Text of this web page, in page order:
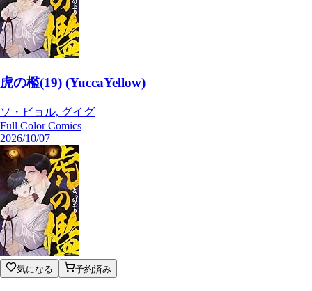
虎の檻(19) (YuccaYellow)
ソ・ビョル, グイグ
Full Color Comics
2026/10/07
気になる 予約済み